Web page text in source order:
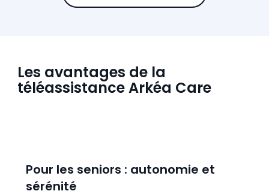
Les avantages de la
téléassistance Arkéa Care
Pour les seniors : autonomie et
sérénité